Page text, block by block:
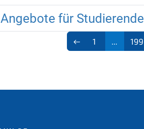
Angebote für Studierende
1 199